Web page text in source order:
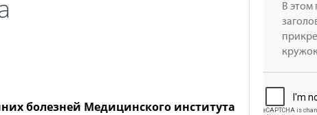
болезней Медицинского института